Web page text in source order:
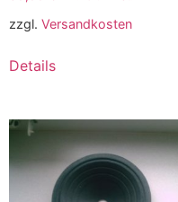
zzgl. Versandkosten
Details